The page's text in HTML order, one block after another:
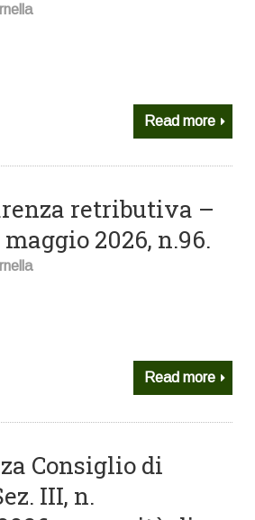
Read more
retributiva –
maggio 2026, n.96.
Read more
Consiglio di
III, n.